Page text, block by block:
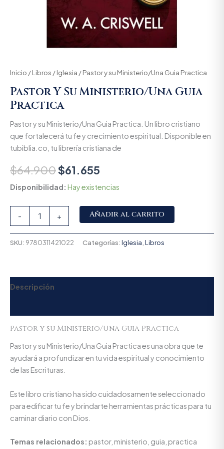
Inicio /Libros /Iglesia / Pastor y su Ministerio/Una Guia Practica
Pastor Y Su Ministerio/Una Guia
Practica
Pastor y su Ministerio/Una Guia Practica. Un libro cristiano
que fortalecerá tu fe y crecimiento espiritual. Disponible en
tubiblia.co, tu librería cristiana de
$64.900$61.655
Disponibilidad: Hay existencias
- + Añadir al carrito
SKU: 9780311421022 Categorías:Iglesia Libros
Descripción
Pastor y su Ministerio/Una Guia Practica
Pastor y su Ministerio/Una Guia Practica es una obra que te
ayudará a profundizar en tu vida espiritual y conocimiento
de las Escrituras.
Este libro cristiano ha sido cuidadosamente seleccionado
para edificar tu fe y brindarte herramientas prácticas para tu
caminar diario con Dios.
Temas relacionados: pastor, ministerio, guia, practica